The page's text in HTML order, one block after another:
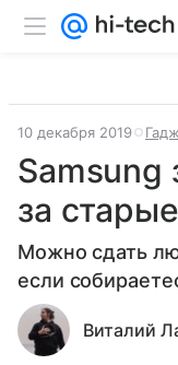
10 декабря 2019
Samsung
за
Можно сдать
если
Виталий